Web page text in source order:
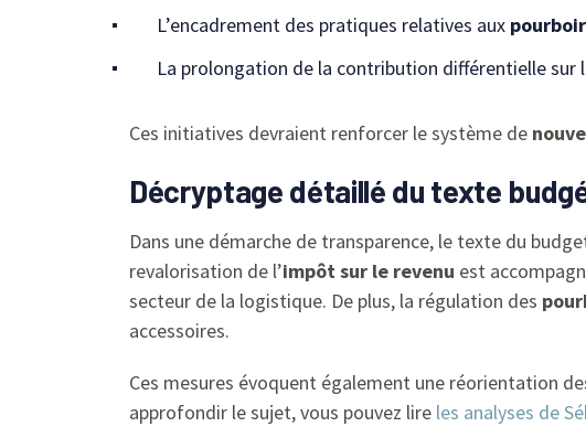
L’encadrement des pratiques relatives aux
La prolongation de la contribution différentielle sur
Ces initiatives devraient renforcer le système de
Décryptage détaillé du texte
Dans une démarche de transparence, le texte du
revalorisation de l’impôt sur le revenu est
secteur de la logistique. De plus, la régulation des
accessoires.
Ces mesures évoquent également une réorientation
approfondir le sujet, vous pouvez lire les analyses de